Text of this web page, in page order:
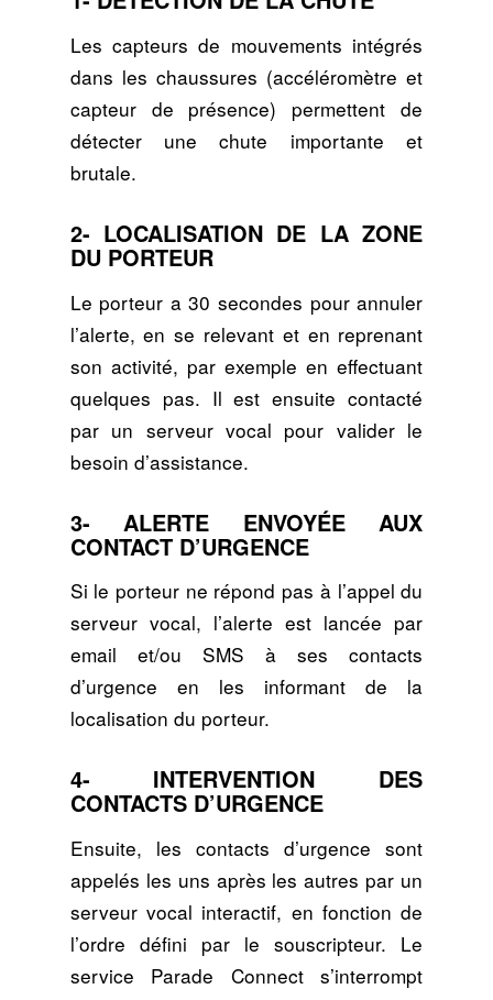
Les capteurs de mouvements intégrés
dans les chaussures (accéléromètre et
capteur de présence) permettent de
détecter une chute importante et
brutale.
2- LOCALISATION DE LA ZONE
DU PORTEUR
Le porteur a 30 secondes pour annuler
l’alerte, en se relevant et en reprenant
son activité, par exemple en effectuant
quelques pas. Il est ensuite contacté
par un serveur vocal pour valider le
besoin d’assistance.
3- ALERTE ENVOYÉE AUX
CONTACT D’URGENCE
Si le porteur ne répond pas à l’appel du
serveur vocal, l’alerte est lancée par
email et/ou SMS à ses contacts
d’urgence en les informant de la
localisation du porteur.
4- INTERVENTION DES
CONTACTS D’URGENCE
Ensuite, les contacts d’urgence sont
appelés les uns après les autres par un
serveur vocal interactif, en fonction de
l’ordre défini par le souscripteur. Le
service Parade Connect s’interrompt